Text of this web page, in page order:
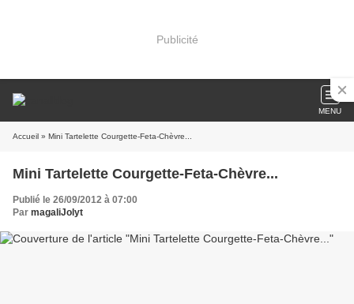
Publicité
MENU
Accueil » Mini Tartelette Courgette-Feta-Chèvre...
Mini Tartelette Courgette-Feta-Chèvre...
Publié le 26/09/2012 à 07:00
Par magaliJolyt